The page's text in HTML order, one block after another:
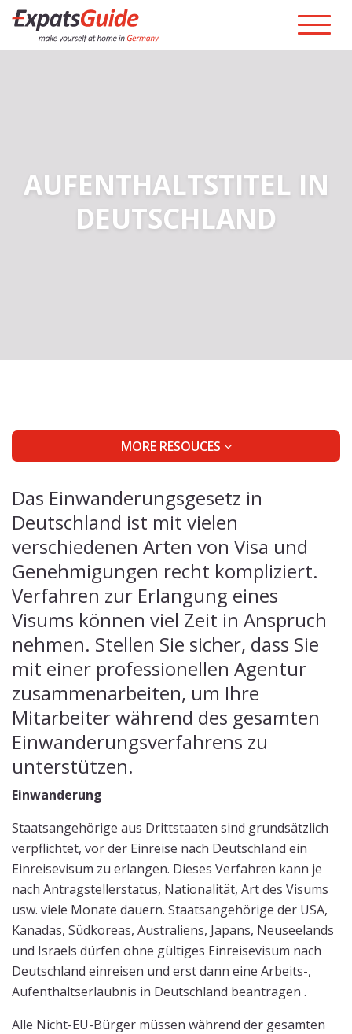
AUFENTHALTSTITEL IN
DEUTSCHLAND
MORE RESOUCES
Das Einwanderungsgesetz in
Deutschland ist mit vielen
verschiedenen Arten von Visa und
Genehmigungen recht kompliziert.
Verfahren zur Erlangung eines
Visums können viel Zeit in Anspruch
nehmen. Stellen Sie sicher, dass Sie
mit einer professionellen Agentur
zusammenarbeiten, um Ihre
Mitarbeiter während des gesamten
Einwanderungsverfahrens zu
unterstützen.
Einwanderung
Staatsangehörige aus Drittstaaten sind grundsätzlich
verpflichtet, vor der Einreise nach Deutschland ein
Einreisevisum zu erlangen. Dieses Verfahren kann je
nach Antragstellerstatus, Nationalität, Art des Visums
usw. viele Monate dauern. Staatsangehörige der USA,
Kanadas, Südkoreas, Australiens, Japans, Neuseelands
und Israels dürfen ohne gültiges Einreisevisum nach
Deutschland einreisen und erst dann eine Arbeits-,
Aufenthaltserlaubnis in Deutschland beantragen .
Alle Nicht-EU-Bürger müssen während der gesamten